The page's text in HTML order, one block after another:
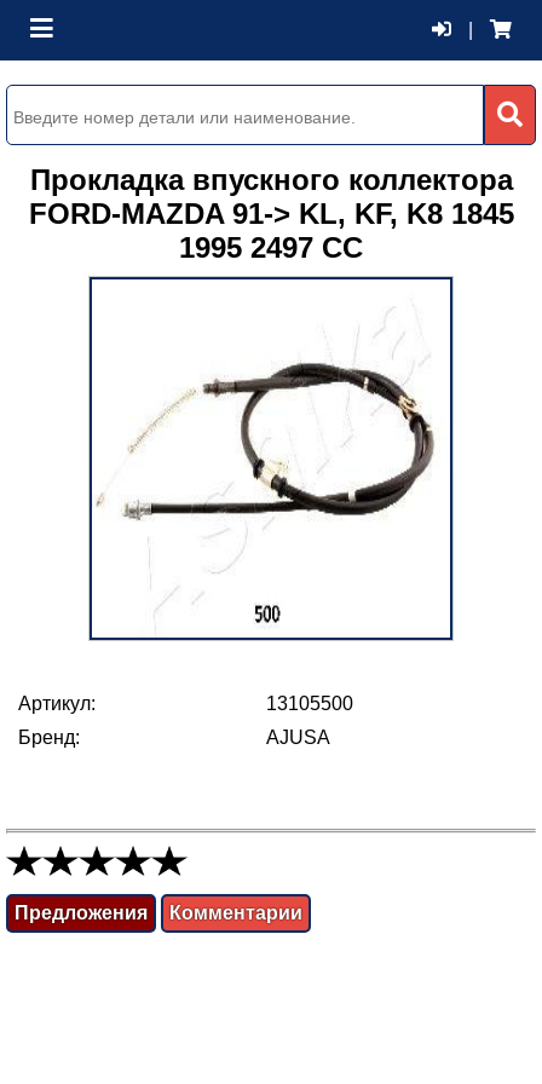
Прокладка впускного коллектора
FORD-MAZDA 91-> KL, KF, K8 1845
1995 2497 CC
Артикул:
13105500
Бренд:
AJUSA
Предложения Комментарии